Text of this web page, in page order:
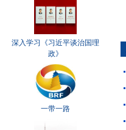
深入学习《习近平谈治国理
政》
一带一路